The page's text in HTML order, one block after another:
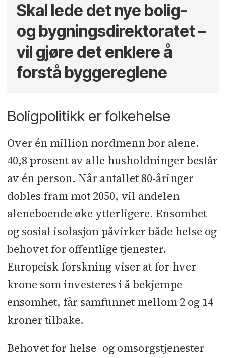
Skal lede det nye bolig-
og bygnings­direktoratet –
vil gjøre det enklere å
forstå byggereglene
Boligpolitikk er folkehelse
Over én million nordmenn bor alene.
40,8 prosent av alle husholdninger består
av én person. Når antallet 80-åringer
dobles fram mot 2050, vil andelen
aleneboende øke ytterligere. Ensomhet
og sosial isolasjon påvirker både helse og
behovet for offentlige tjenester.
Europeisk forskning viser at for hver
krone som investeres i å bekjempe
ensomhet, får samfunnet mellom 2 og 14
kroner tilbake.
Behovet for helse- og omsorgstjenester